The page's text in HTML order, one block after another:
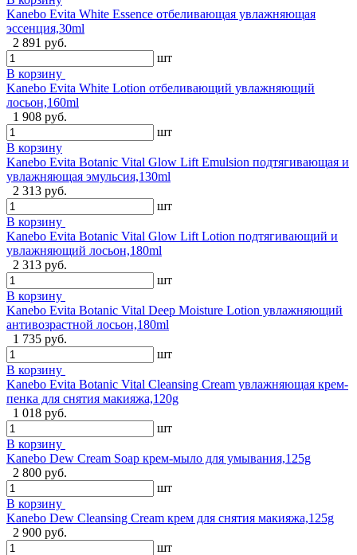
Kanebo Evita White Essence отбеливающая увлажняющая
эссенция,30ml
2 891 руб.
шт
В корзину
Kanebo Evita White Lotion отбеливающий увлажняющий
лосьон,160ml
1 908 руб.
шт
В корзину
Kanebo Evita Botanic Vital Glow Lift Emulsion подтягивающая и
увлажняющая эмульсия,130ml
2 313 руб.
шт
В корзину
Kanebo Evita Botanic Vital Glow Lift Lotion подтягивающий и
увлажняющий лосьон,180ml
2 313 руб.
шт
В корзину
Kanebo Evita Botanic Vital Deep Moisture Lotion увлажняющий
антивозрастной лосьон,180ml
1 735 руб.
шт
В корзину
Kanebo Evita Botanic Vital Cleansing Cream увлажняющая крем-
пенка для снятия макияжа,120g
1 018 руб.
шт
В корзину
Kanebo Dew Cream Soap крем-мыло для умывания,125g
2 800 руб.
шт
В корзину
Kanebo Dew Cleansing Cream крем для снятия макияжа,125g
2 900 руб.
шт